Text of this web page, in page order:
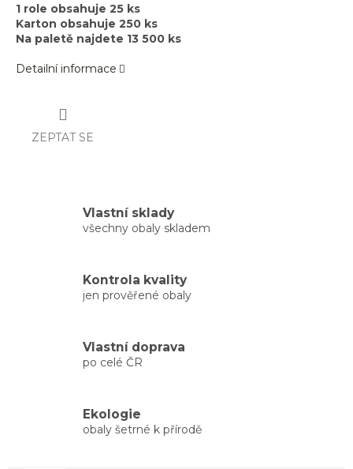
1 role obsahuje 25 ks
Karton obsahuje 250 ks
Na paletě najdete 13 500 ks
Detailní informace
ZEPTAT SE
Vlastní sklady
všechny obaly skladem
Kontrola kvality
jen prověřené obaly
Vlastní doprava
po celé ČR
Ekologie
obaly šetrné k přírodě